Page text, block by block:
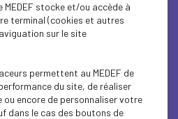
l'entrepreneur
stocke et/ou accède à
terminal (cookies et autres
sur le site
permettent au MEDEF de
du site, de réaliser
encore de personnaliser votre
dans le cas des boutons de